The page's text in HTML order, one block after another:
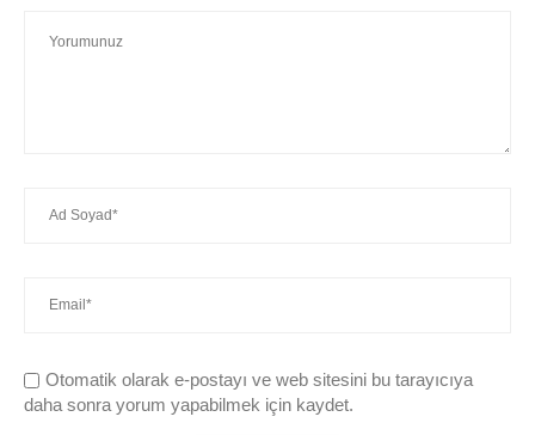
Otomatik olarak e-postayı ve web sitesini bu tarayıcıya
daha sonra yorum yapabilmek için kaydet.